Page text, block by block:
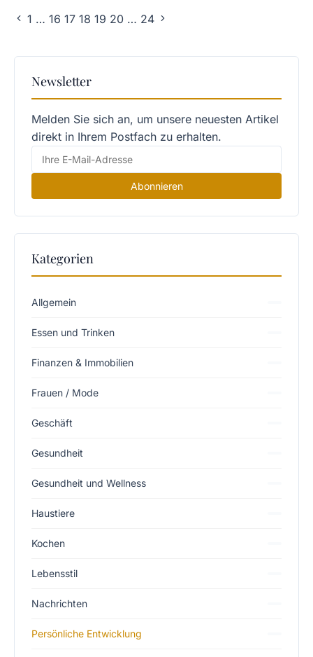
1 … 16 17 18 19 20 … 24
Newsletter
Melden Sie sich an, um unsere neuesten Artikel
direkt in Ihrem Postfach zu erhalten.
Abonnieren
Kategorien
Allgemein
Essen und Trinken
Finanzen & Immobilien
Frauen / Mode
Geschäft
Gesundheit
Gesundheit und Wellness
Haustiere
Kochen
Lebensstil
Nachrichten
Persönliche Entwicklung